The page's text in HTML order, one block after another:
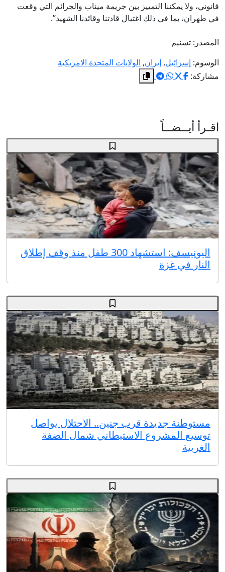
قانوني، ولا يمكننا التمييز بين جريمة ميناب والجرائم التي وقعت
في طهران، بما في ذلك اغتيال قادتنا وقائدنا الشهيد”.
المصدر: تسنيم
الوسوم: إسرائيل, إيران, الولايات المتحدة الامريكية
مشاركة:
اقـرأ أيــضــاً
اليونيسف: استشهاد 300 طفل منذ وقف إطلاق
النار في غزة
مستوطنة جديدة قرب جنين.. الاحتلال يواصل
توسيع المشروع الاستيطاني شمال الضفة
الغربية